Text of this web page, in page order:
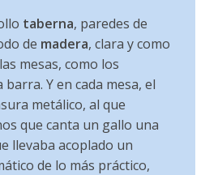
taberna, paredes de
de madera, clara y como
mesas, como los
Y en cada mesa, el
metálico, al que
que canta un gallo una
llevaba acoplado un
de lo más práctico,